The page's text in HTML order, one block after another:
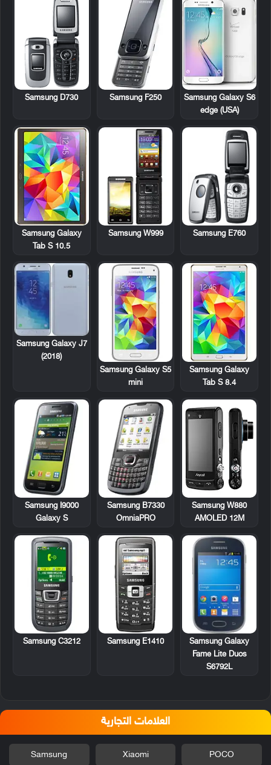
Samsung Galaxy S6
edge (USA)
Samsung F250
Samsung D730
Samsung E760
Samsung W999
Samsung Galaxy
Tab S 10.5
Samsung Galaxy
Tab S 8.4
Samsung Galaxy S5
mini
Samsung Galaxy J7
(2018)
Samsung W880
AMOLED 12M
Samsung B7330
OmniaPRO
Samsung I9000
Galaxy S
Samsung Galaxy
Fame Lite Duos
S6792L
Samsung E1410
Samsung C3212
العلامات التجارية
POCO
Xiaomi
Samsung